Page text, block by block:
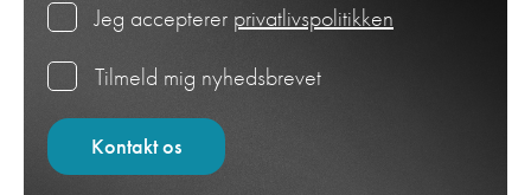
Jeg accepterer privatlivspolitikken
Tilmeld mig nyhedsbrevet